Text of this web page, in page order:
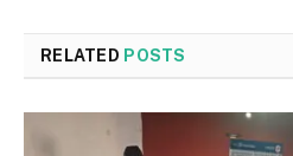
RELATED POSTS